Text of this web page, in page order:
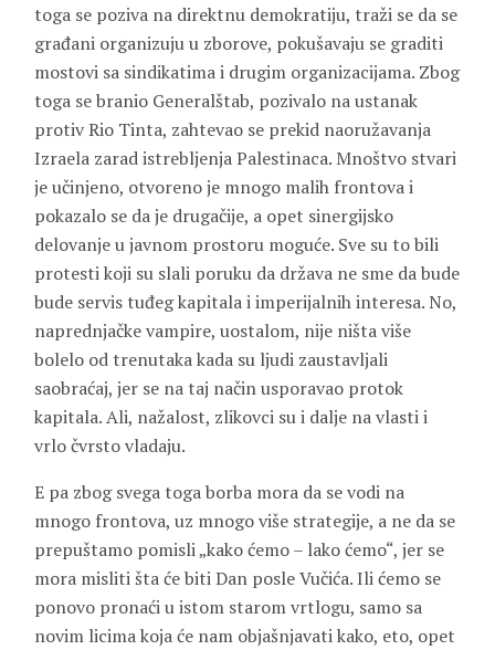
toga se poziva na direktnu demokratiju, traži se da se
građani organizuju u zborove, pokušavaju se graditi
mostovi sa sindikatima i drugim organizacijama. Zbog
toga se branio Generalštab, pozivalo na ustanak
protiv Rio Tinta, zahtevao se prekid naoružavanja
Izraela zarad istrebljenja Palestinaca. Mnoštvo stvari
je učinjeno, otvoreno je mnogo malih frontova i
pokazalo se da je drugačije, a opet sinergijsko
delovanje u javnom prostoru moguće. Sve su to bili
protesti koji su slali poruku da država ne sme da bude
bude servis tuđeg kapitala i imperijalnih interesa. No,
naprednjačke vampire, uostalom, nije ništa više
bolelo od trenutaka kada su ljudi zaustavljali
saobraćaj, jer se na taj način usporavao protok
kapitala. Ali, nažalost, zlikovci su i dalje na vlasti i
vrlo čvrsto vladaju.
E pa zbog svega toga borba mora da se vodi na
mnogo frontova, uz mnogo više strategije, a ne da se
prepuštamo pomisli „kako ćemo – lako ćemo“, jer se
mora misliti šta će biti Dan posle Vučića. Ili ćemo se
ponovo pronaći u istom starom vrtlogu, samo sa
novim licima koja će nam objašnjavati kako, eto, opet